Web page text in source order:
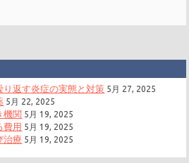
り返す炎症の実態と対策 5月 27, 2025
5月 22, 2025
機関 5月 19, 2025
費用 5月 19, 2025
治療 5月 19, 2025